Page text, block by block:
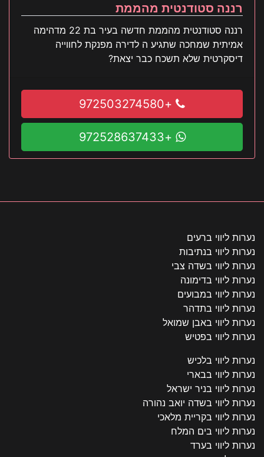
רננה סטודנטית מהממת
רננה סטודנטית מהממת חדשה בעיר בת 22 מדהימה
אמיתית שמחכה שתגיע ה לדירה מפנקת לחווייה
דיסקרטית שלא תשכח כבר יצאת?
+972503274580
+972528637433
נערות ליווי ברעים
נערות ליווי בנתיבות
נערות ליווי בשדה צבי
נערות ליווי בדימונה
נערות ליווי במבועים
נערות ליווי בתדהר
נערות ליווי באבן שמואל
נערות ליווי בפטיש
נערות ליווי בלכיש
נערות ליווי בבארי
נערות ליווי בניר ישראל
נערות ליווי בשדה יואב נהורה
נערות ליווי בקריית מלאכי
נערות ליווי בים המלח
נערות ליווי בערד